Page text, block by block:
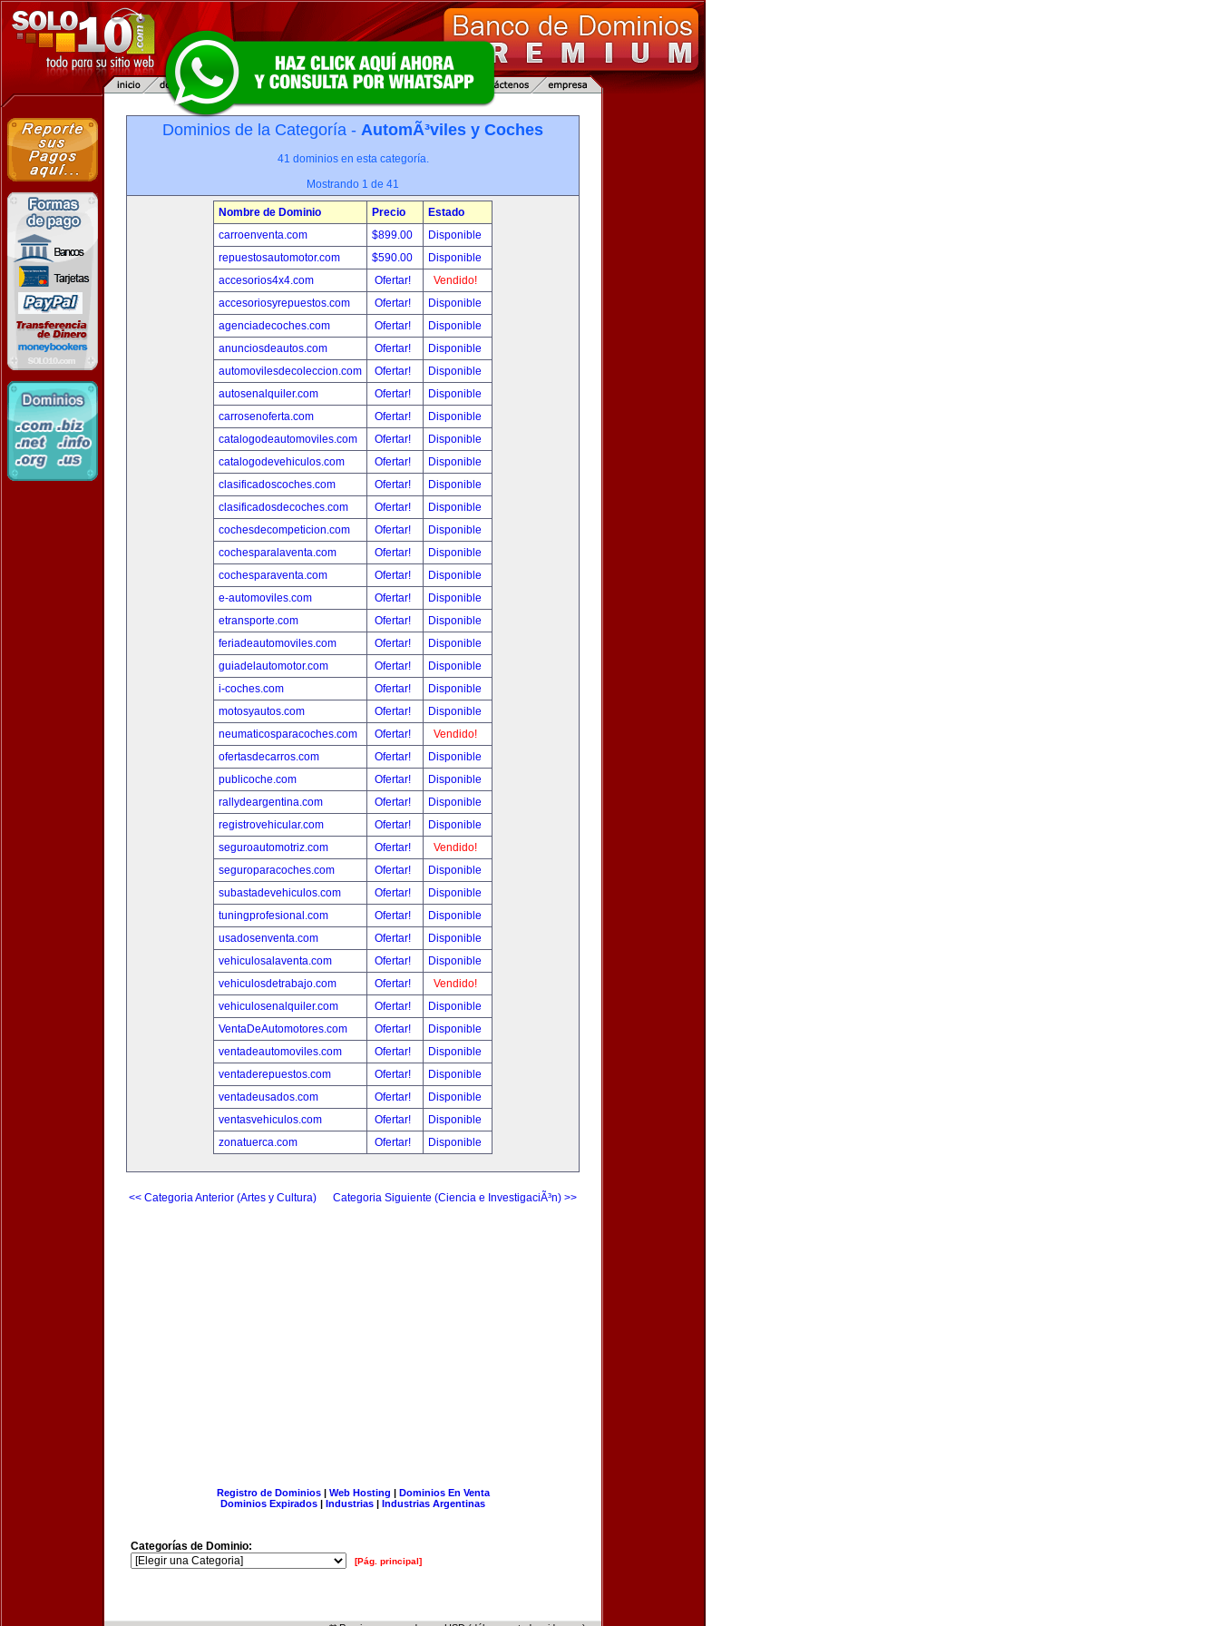
Dominios de la Categoría - AutomÃ³viles y Coches
41 dominios en esta categoría.
Mostrando 1 de 41
Nombre de Dominio Precio
Estado
carroenventa.com
$899.00
Disponible
repuestosautomotor.com
$590.00
Disponible
accesorios4x4.com
Ofertar!
Vendido!
accesoriosyrepuestos.com
Ofertar!
Disponible
agenciadecoches.com
Ofertar!
Disponible
anunciosdeautos.com
Ofertar!
Disponible
automovilesdecoleccion.com
Ofertar!
Disponible
autosenalquiler.com
Ofertar!
Disponible
carrosenoferta.com
Ofertar!
Disponible
catalogodeautomoviles.com
Ofertar!
Disponible
catalogodevehiculos.com
Ofertar!
Disponible
clasificadoscoches.com
Ofertar!
Disponible
clasificadosdecoches.com
Ofertar!
Disponible
cochesdecompeticion.com
Ofertar!
Disponible
cochesparalaventa.com
Ofertar!
Disponible
cochesparaventa.com
Ofertar!
Disponible
e-automoviles.com
Ofertar!
Disponible
etransporte.com
Ofertar!
Disponible
feriadeautomoviles.com
Ofertar!
Disponible
guiadelautomotor.com
Ofertar!
Disponible
i-coches.com
Ofertar!
Disponible
motosyautos.com
Ofertar!
Disponible
neumaticosparacoches.com
Ofertar!
Vendido!
ofertasdecarros.com
Ofertar!
Disponible
publicoche.com
Ofertar!
Disponible
rallydeargentina.com
Ofertar!
Disponible
registrovehicular.com
Ofertar!
Disponible
seguroautomotriz.com
Ofertar!
Vendido!
seguroparacoches.com
Ofertar!
Disponible
subastadevehiculos.com
Ofertar!
Disponible
tuningprofesional.com
Ofertar!
Disponible
usadosenventa.com
Ofertar!
Disponible
vehiculosalaventa.com
Ofertar!
Disponible
vehiculosdetrabajo.com
Ofertar!
Vendido!
vehiculosenalquiler.com
Ofertar!
Disponible
VentaDeAutomotores.com
Ofertar!
Disponible
ventadeautomoviles.com
Ofertar!
Disponible
ventaderepuestos.com
Ofertar!
Disponible
ventadeusados.com
Ofertar!
Disponible
ventasvehiculos.com
Ofertar!
Disponible
zonatuerca.com
Ofertar! Disponible
<< Categoria Anterior (Artes y Cultura) Categoria Siguiente (Ciencia e InvestigaciÃ³n) >>
Registro de Dominios| Web Hosting | Dominios En Venta
Dominios Expirados | Industrias | Industrias Argentinas
Categorías de Dominio:
[Pág. principal]